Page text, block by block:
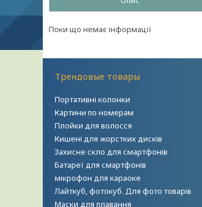
Поки що немає інформації
Трендовые товары
Портативні колонки
Картини по номерам
Плойки для волосся
Кишені для жорстких дисків
Захисне скло для смартфонів
Батареї для смартфонів
мікрофон для караоке
Лайткуб, фотокуб. Для фото товарів
Маски для плавання